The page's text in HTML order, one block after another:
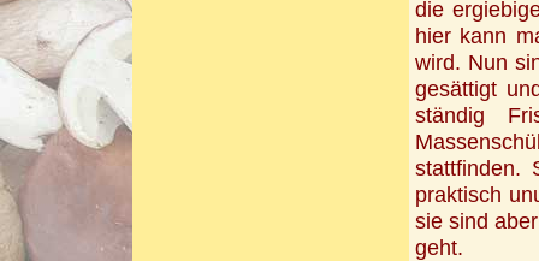
die
hier kann
wird. Nun
gesättigt
ständig
stattfinden.
praktisch
sie sind
geht.